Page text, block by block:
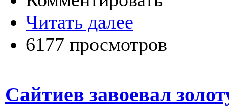
Читать далее
6177 просмотров
Сайтиев завоевал